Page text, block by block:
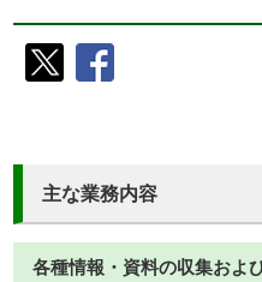
主な業務内容
各種情報・資料の収集およ